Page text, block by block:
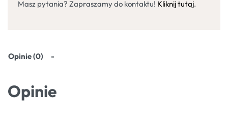
Masz pytania? Zapraszamy do kontaktu! Kliknij tutaj.
Opinie (0)
Opinie